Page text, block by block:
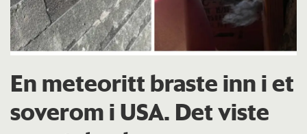
En meteoritt braste inn i et
soverom i USA. Det viste